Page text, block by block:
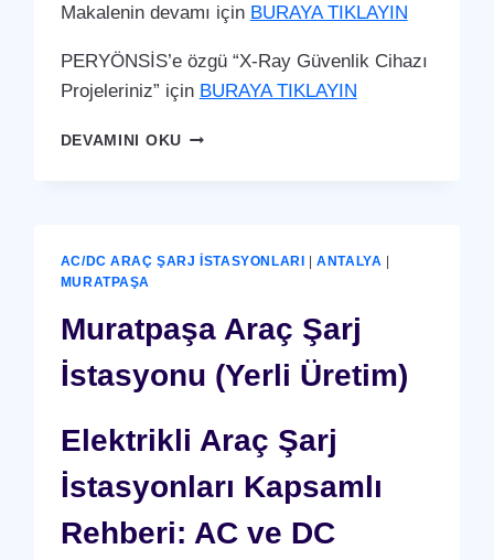
Makalenin devamı için BURAYA TIKLAYIN
PERYÖNSİS’e özgü “X-Ray Güvenlik Cihazı
Projeleriniz” için BURAYA TIKLAYIN
DEVAMINI OKUMURATPAŞA
AC/DC ARAÇ ŞARJ İSTASYONLARI |ANTALYA
MURATPAŞA
Muratpaşa Araç Şarj
İstasyonu (Yerli Üretim)
Elektrikli Araç Şarj
İstasyonları Kapsamlı
Rehberi: AC ve DC